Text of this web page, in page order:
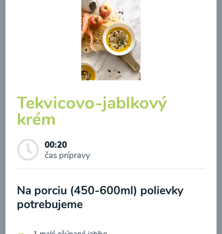
Zeleninová klasik polievka
Tekvicovo-jablkový
krém
00:20
čas prípravy
Na porciu (450-600ml) polievky
potrebujeme
Odber noviniek a akcií
Odoslaním registrácie na Newsletter súhlasím so